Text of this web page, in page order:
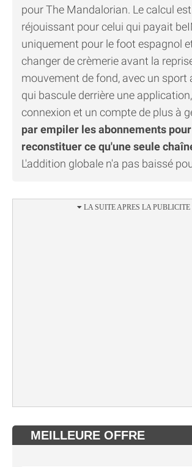
pour The Mandalorian. Le calcul
réjouissant pour celui qui payait
uniquement pour le foot espagnol
changer de crèmerie avant la
mouvement de fond, avec un sport
qui bascule derrière une
connexion et un compte de plus à
par empiler les abonnements pour
reconstituer ce qu'une seule
L'addition globale n'a pas baissé
MEILLEURE OFFRE